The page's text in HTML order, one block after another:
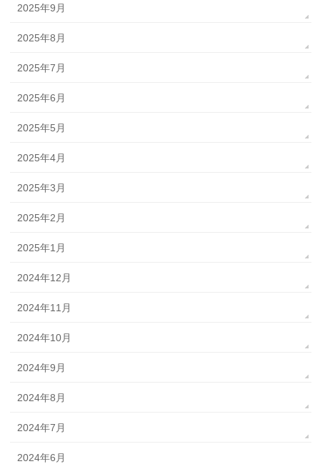
2025年9月
2025年8月
2025年7月
2025年6月
2025年5月
2025年4月
2025年3月
2025年2月
2025年1月
2024年12月
2024年11月
2024年10月
2024年9月
2024年8月
2024年7月
2024年6月